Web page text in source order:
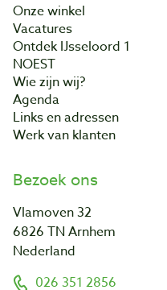
Onze winkel
Vacatures
Ontdek IJsseloord 1
NOEST
Wie zijn wij?
Agenda
Links en adressen
Werk van klanten
Bezoek ons
Vlamoven 32
6826 TN Arnhem
Nederland
026 351 2856